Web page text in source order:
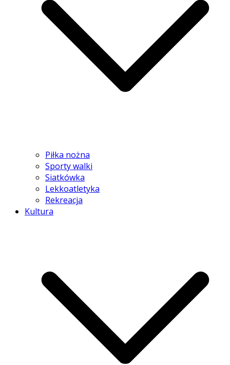
Piłka nożna
Sporty walki
Siatkówka
Lekkoatletyka
Rekreacja
Kultura